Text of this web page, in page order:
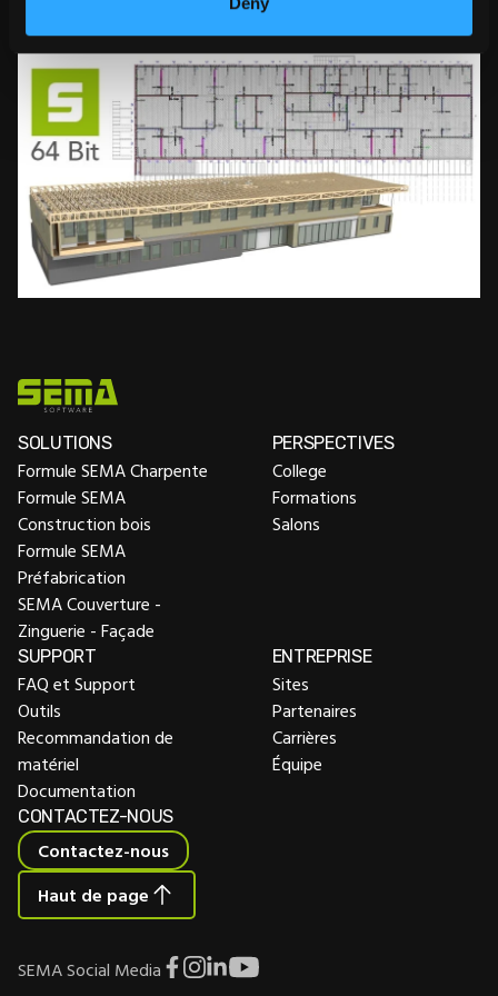
SOLUTIONS
Formule SEMA Charpente
Formule SEMA
Construction bois
Formule SEMA
Préfabrication
SEMA Couverture -
Zinguerie - Façade
PERSPECTIVES
College
Formations
Salons
SUPPORT
FAQ et Support
Outils
Recommandation de
matériel
Documentation
ENTREPRISE
Sites
Partenaires
Carrières
Équipe
CONTACTEZ-NOUS
Contactez-nous
Haut de page
SEMA Social Media